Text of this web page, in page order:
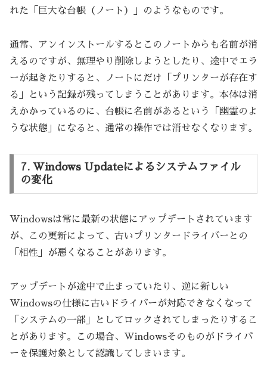
れた「巨大な台帳（ノート）」のようなものです。
通常、アンインストールするとこのノートからも名前が消
えるのですが、無理やり削除しようとしたり、途中でエラ
ーが起きたりすると、ノートにだけ「プリンターが存在す
る」という記録が残ってしまうことがあります。本体は消
えかかっているのに、台帳に名前があるという「幽霊のよ
うな状態」になると、通常の操作では消せなくなります。
7. Windows Updateによるシステムファイル
の変化
Windowsは常に最新の状態にアップデートされています
が、この更新によって、古いプリンタードライバーとの
「相性」が悪くなることがあります。
アップデートが途中で止まっていたり、逆に新しい
Windowsの仕様に古いドライバーが対応できなくなって
「システムの一部」としてロックされてしまったりするこ
とがあります。この場合、Windowsそのものがドライバ
ーを保護対象として認識してしまいます。